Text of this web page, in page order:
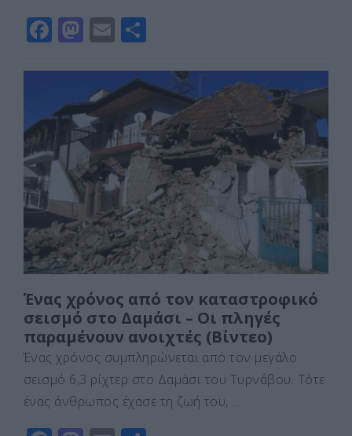
F
c
e
b
o
o
k
M
st
o
d
o
n
E
ai
l
ρ
α
σ
τε
ίτ
ε
Ένας χρόνος από τον καταστροφικό
σεισμό στο Δαμάσι – Οι πληγές
παραμένουν ανοιχτές (Bίντεο)
Ένας χρόνος συμπληρώνεται από τον μεγάλο
σεισμό 6,3 ρίχτερ στο Δαμάσι του Τυρνάβου. Τότε
ένας άνθρωπος έχασε τη ζωή του, …